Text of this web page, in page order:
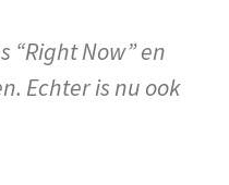
“Right Now” en
Echter is nu ook